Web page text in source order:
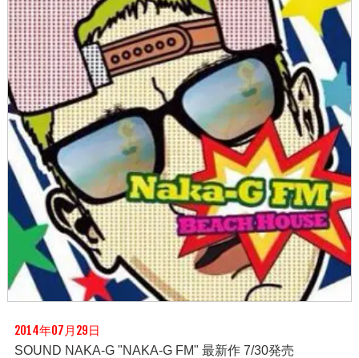
2014年07月29日
SOUND NAKA-G "NAKA-G FM" 最新作 7/30発売